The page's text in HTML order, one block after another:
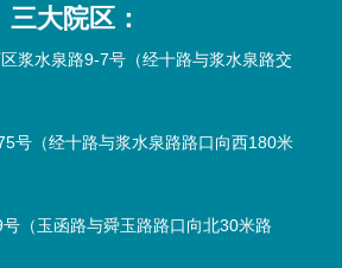
三大院区：
浆水泉路9-7号（经十路与浆水泉路交
号（经十路与浆水泉路路口向西180米
（玉函路与舜玉路路口向北30米路